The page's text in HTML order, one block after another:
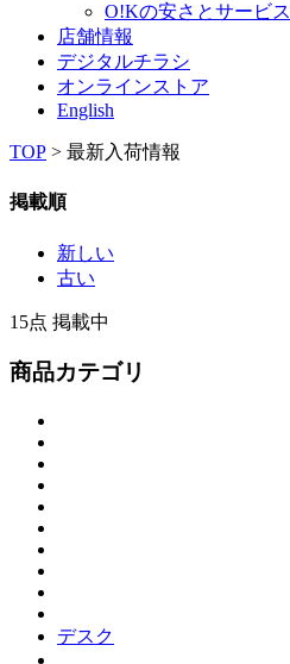
O!Kの安さとサービス
店舗情報
デジタルチラシ
オンラインストア
English
TOP > 最新入荷情報
掲載順
新しい
古い
15点 掲載中
商品カテゴリ
デスク